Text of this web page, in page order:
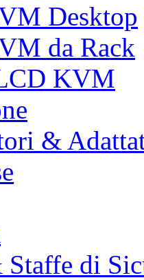
Desktop
da Rack
KVM
&
di